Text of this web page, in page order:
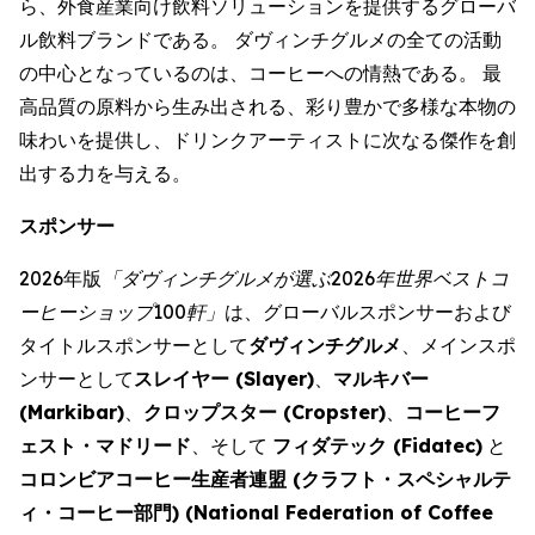
ら、外食産業向け飲料ソリューションを提供するグローバ
ル飲料ブランドである。 ダヴィンチグルメの全ての活動
の中心となっているのは、コーヒーへの情熱である。 最
高品質の原料から生み出される、彩り豊かで多様な本物の
味わいを提供し、ドリンクアーティストに次なる傑作を創
出する力を与える。
スポンサー
2026年版 「ダヴィンチグルメが選ぶ2026年世界ベストコ
ーヒーショップ100軒」 は、グローバルスポンサーおよび
タイトルスポンサーとしてダヴィンチグルメ 、メインスポ
ンサーとしてスレイヤー (Slayer)、 マルキバー
(Markibar)、 クロップスター (Cropster)、 コーヒーフ
ェスト・マドリード、そして フィダテック (Fidatec) と
コロンビアコーヒー生産者連盟 (クラフト・スペシャルテ
ィ・コーヒー部門) (National Federation of Coffee